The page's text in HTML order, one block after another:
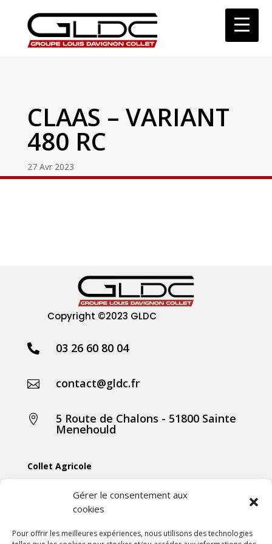
Gérer le consentement aux
cookies
Pour offrir les meilleures expériences, nous utilisons des technologies
CLAAS – VARIANT
480 RC
27 Avr 2023
Copyright ©2023 GLDC
 03 26 60 80 04
 contact@gldc.fr
 5 Route de Chalons - 51800 Sainte
Menehould
Collet Agricole
Collet Motoculture
Collet Élevage